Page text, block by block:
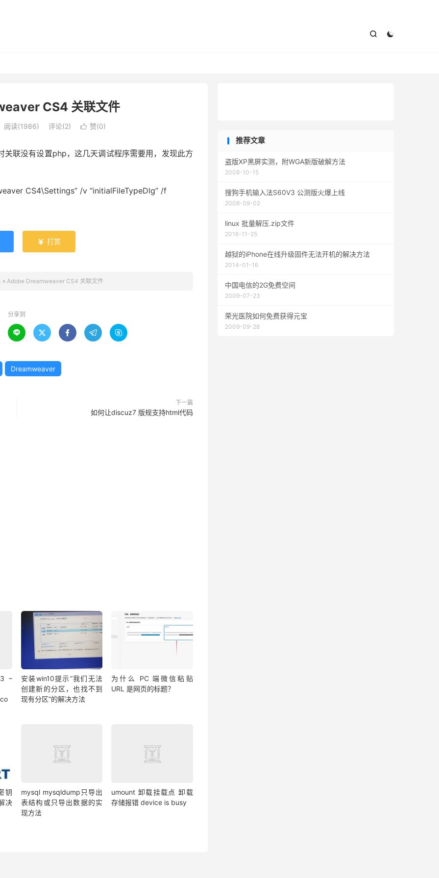


CS4 关联文件
阅读(1986) 评论(2)  赞(0)
联没有设置php，这几天调试程序需要用，发现此方
CS4\Settings” /v “initialFileTypeDlg” /f
 打赏
» Adobe Dreamweaver CS4 关联文件
分享到
    
Dreamweaver
下一篇
如何让discuz7 版规支持html代码
–
安装win10提示“我们无法
创建新的分区，也找不到
现有分区”的解决方法
为什么 PC 端微信粘贴
URL 是网页的标题？
钥
决
mysql mysqldump只导出
表结构或只导出数据的实
现方法
umount 卸载挂载点 卸载
存储报错 device is busy
推荐文章
盗版XP黑屏实测，附WGA新版破解方法
2008-10-15
搜狗手机输入法S60V3 公测版火爆上线
2008-09-02
linux 批量解压.zip文件
2016-11-25
越狱的iPhone在线升级固件无法开机的解决方法
2014-01-16
中国电信的2G免费空间
2009-07-23
荣光医院如何免费获得元宝
2009-09-28